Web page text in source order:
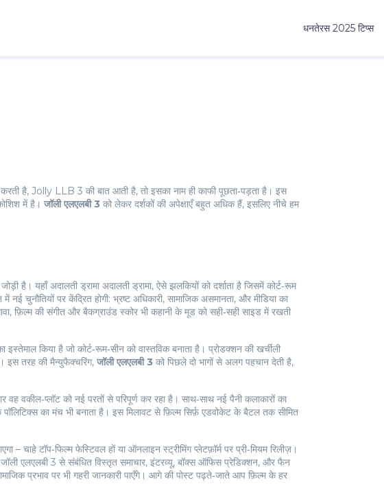
धनतेरस 2025 टिप्स
है, Jolly LLB 3 की बात आती है, तो इसका नाम ही काफी पूछता‑पड़ता है। इस
में है। जॉली एलएलबी 3 को लेकर दर्शकों की अपेक्षाएँ बहुत अधिक हैं, इसलिए नीचे हम
है। यहाँ अदालती ड्रामा अदालती ड्रामा, ऐसे झलकियों को दर्शाता है जिसमें कोर्ट‑रूम
नई चुनौतियों पर केंद्रित होगी: भ्रष्ट अधिकारी, सामाजिक असमानता, और मीडिया का
फ़िल्म की संगीत और बैकग्राउंड स्कोर भी कहानी के मूड को सही‑सही साइड में रखती
किया है जो कोर्ट‑रूम‑सीन को वास्तविक बनाता है। प्रोडक्शन की खर्चीली
इस तरह की मैन्युफैक्चरिंग, जॉली एलएलबी 3 को पिछले दो भागों से अलग पहचान देती है,
वकील‑प्लॉट को नई परतों से परिपूर्ण कर रहा है। साथ‑साथ नई पैनी कलाकारों का
का मंच भी बनाता है। इस मिलावट से फ़िल्म सिर्फ़ एडवोकेट के बैटल तक सीमित
चाहे टॉप‑फिल्म फेस्टिवल हों या ऑनलाइन स्ट्रीमिंग प्लेटफ़ॉर्म पर प्री‑मियम रिलीज़।
एलएलबी 3 से संबंधित विस्तृत समाचार, इंटरव्यू, बॉक्स ऑफिस प्रेडिक्शन, और फैन
प्रभाव पर भी गहरी जानकारी पाएँगे। आगे की पोस्ट पढ़ते‑जाते आप फ़िल्म के हर